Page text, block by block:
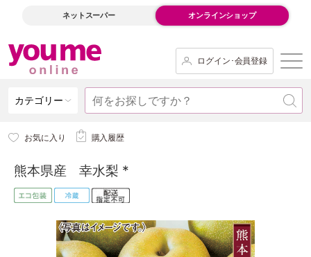
ネットスーパー オンラインショップ
ログイン･会員登録
カテゴリー
お気に入り 購入履歴
熊本県産 幸水梨 *